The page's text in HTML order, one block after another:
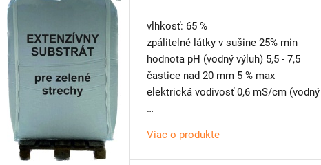
vlhkosť: 65 %
zpálitelné látky v sušine 25% min
hodnota pH (vodný výluh) 5,5 - 7,5
častice nad 20 mm 5 % max
elektrická vodivosť 0,6 mS/cm
Univerzálna zemina spolu s ďalšími
Viac o produkte